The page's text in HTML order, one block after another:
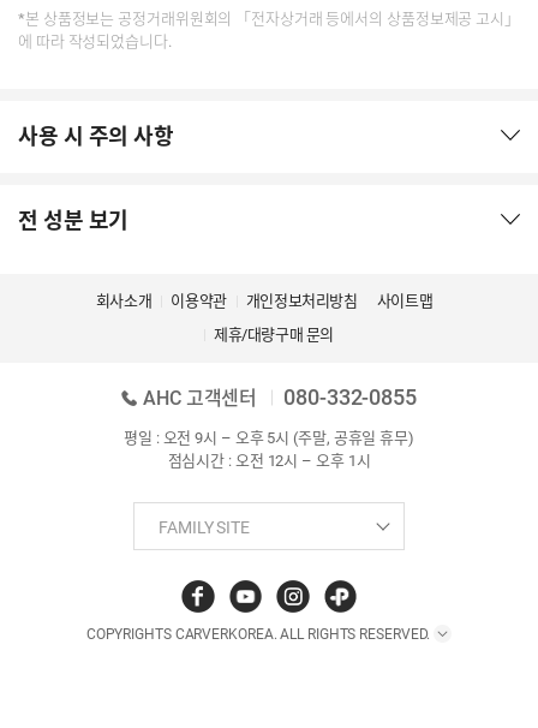
*본 상품정보는 공정거래위원회의 「전자상거래 등에서의 상품정보제공 고시」
에 따라 작성되었습니다.
사용 시 주의 사항
전 성분 보기
회사소개 이용약관 개인정보처리방침
사이트맵
제휴/대량구매 문의
AHC 고객센터 080-332-0855
평일 : 오전 9시 – 오후 5시 (주말, 공휴일 휴무)
점심시간 : 오전 12시 – 오후 1시
COPYRIGHTS CARVERKOREA. ALL RIGHTS RESERVED.